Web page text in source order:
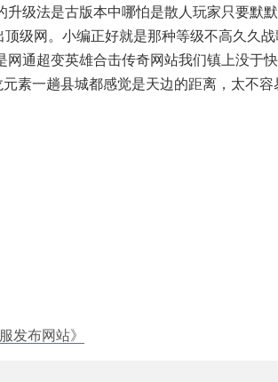
升级法是古版本中哪怕是散人玩家只要默
顶级网。小编正好就是那种等级不高久久
网通超变英雄合击传奇网站我们镇上没于
素一趟县城都感觉是天边的距离，太不
发布网站》